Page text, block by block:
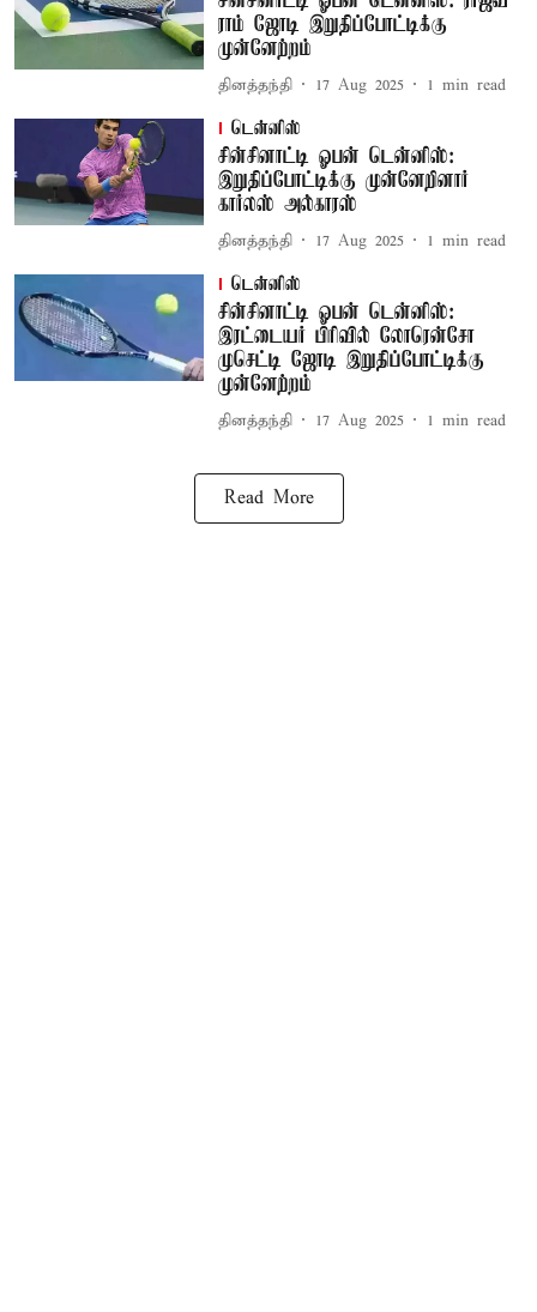
ராம் ஜோடி இறுதிப்போட்டிக்கு
முன்னேற்றம்
தினத்தந்தி 17 Aug 2025 1 min read
டென்னிஸ்
சின்சினாட்டி ஓபன் டென்னிஸ்:
இறுதிப்போட்டிக்கு முன்னேறினார்
கார்லஸ் அல்காரஸ்
தினத்தந்தி 17 Aug 2025 1 min read
டென்னிஸ்
சின்சினாட்டி ஓபன் டென்னிஸ்:
இரட்டையர் பிரிவில் லோரென்சோ
முசெட்டி ஜோடி இறுதிப்போட்டிக்கு
முன்னேற்றம்
தினத்தந்தி 17 Aug 2025 1 min read
Read More